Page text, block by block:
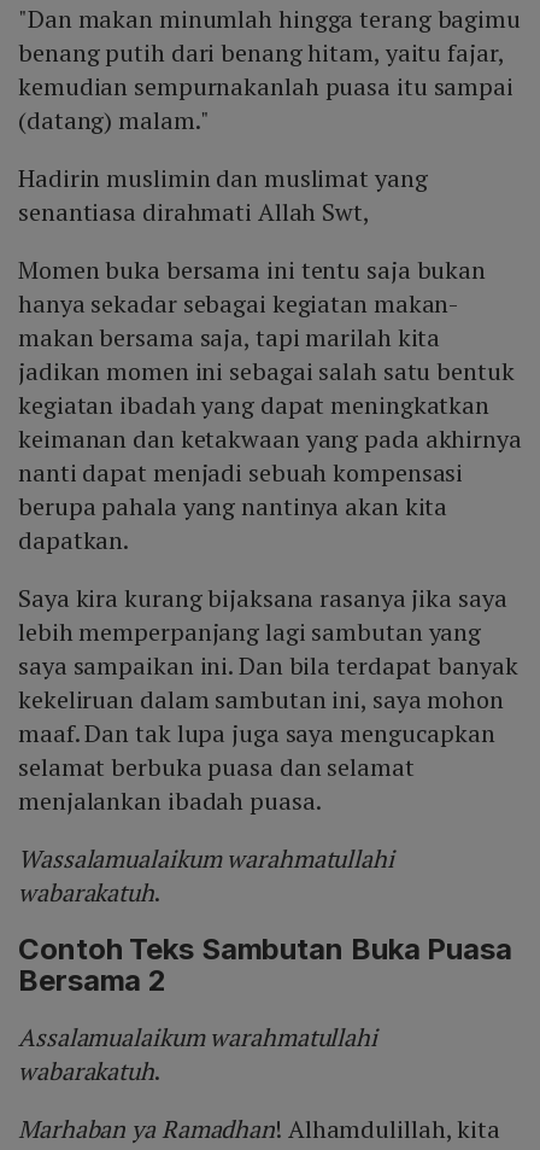
"Dan makan minumlah hingga terang bagimu
benang putih dari benang hitam, yaitu fajar,
kemudian sempurnakanlah puasa itu sampai
(datang) malam."
Hadirin muslimin dan muslimat yang
senantiasa dirahmati Allah Swt,
Momen buka bersama ini tentu saja bukan
hanya sekadar sebagai kegiatan makan-
makan bersama saja, tapi marilah kita
jadikan momen ini sebagai salah satu bentuk
kegiatan ibadah yang dapat meningkatkan
keimanan dan ketakwaan yang pada akhirnya
nanti dapat menjadi sebuah kompensasi
berupa pahala yang nantinya akan kita
dapatkan.
Saya kira kurang bijaksana rasanya jika saya
lebih memperpanjang lagi sambutan yang
saya sampaikan ini. Dan bila terdapat banyak
kekeliruan dalam sambutan ini, saya mohon
maaf. Dan tak lupa juga saya mengucapkan
selamat berbuka puasa dan selamat
menjalankan ibadah puasa.
Wassalamualaikum warahmatullahi
wabarakatuh.
Contoh Teks Sambutan Buka Puasa
Bersama 2
Assalamualaikum warahmatullahi
wabarakatuh.
Marhaban ya Ramadhan! Alhamdulillah, kita